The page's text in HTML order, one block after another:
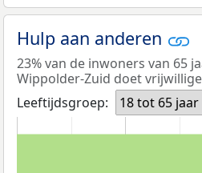
Hulp aan anderen
23% van de inwoners van 65
Wippolder-Zuid doet
Leeftijdsgroep:
18 tot 65 jaar